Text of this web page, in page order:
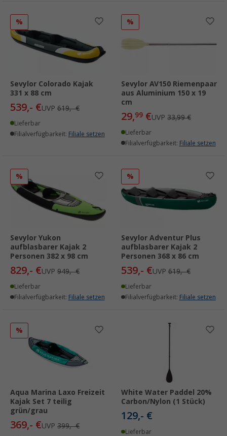
%
Sevylor Colorado Kajak
331 x 88 cm
539,- €UVP 619,- €
Lieferbar
Filialverfügbarkeit: Filiale setzen
%
Sevylor AV150 Riemenpaar
aus Aluminium 150 x 19
cm
29,99 €UVP 33,99 €
Lieferbar
Filialverfügbarkeit: Filiale setzen
%
Sevylor Yukon
aufblasbarer Kajak 2
Personen 382 x 98 cm
829,- €UVP 949,- €
Lieferbar
Filialverfügbarkeit: Filiale setzen
%
Sevylor Adventur Plus
aufblasbarer Kajak 2
Personen 368 x 86 cm
539,- €UVP 619,- €
Lieferbar
Filialverfügbarkeit: Filiale setzen
%
Aqua Marina Laxo Freizeit
Kajak Set 7 teilig
grün/grau
369,- €UVP 399,- €
White Water Paddel 20%
Carbon/Nylon (1 Stück)
129,- €
Lieferbar